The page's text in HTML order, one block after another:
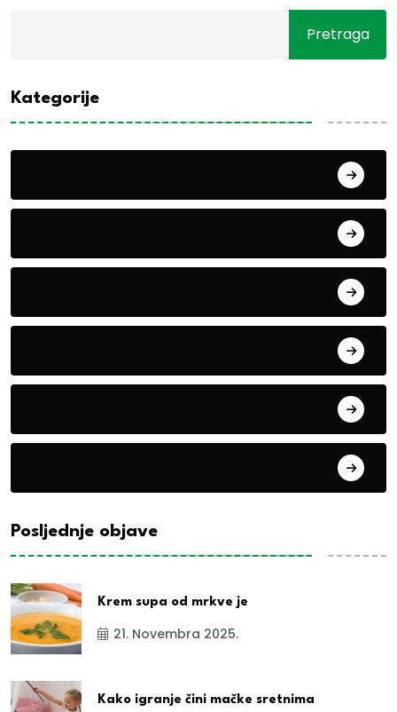
Pretraga
Kategorije
Posljednje objave
Krem supa od mrkve je
21. Novembra 2025.
Kako igranje čini mačke sretnima